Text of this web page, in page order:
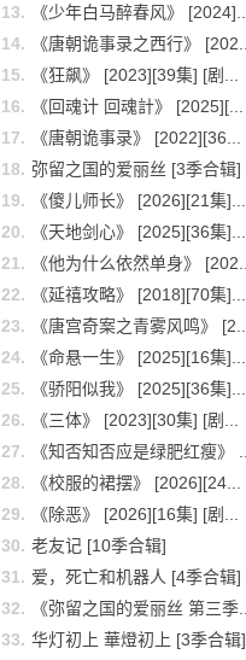
13.
《少年白马醉春风》 [2024]...
14.
《唐朝诡事录之西行》 [202...
15.
《狂飙》 [2023][39集] [剧...
16.
《回魂计 回魂計》 [2025][...
17.
《唐朝诡事录》 [2022][36...
18. 弥留之国的爱丽丝 [3季合辑]
19.
《傻儿师长》 [2026][21集]...
20.
《天地剑心》 [2025][36集]...
21.
《他为什么依然单身》 [202...
22.
《延禧攻略》 [2018][70集]...
23.
《唐宫奇案之青雾风鸣》 [2...
24.
《命悬一生》 [2025][16集]...
25.
《骄阳似我》 [2025][36集]...
26.
《三体》 [2023][30集] [剧...
27.
《知否知否应是绿肥红瘦》 ...
28.
《校服的裙摆》 [2026][24...
29.
《除恶》 [2026][16集] [剧...
30. 老友记 [10季合辑]
31. 爱，死亡和机器人 [4季合辑]
32.
《弥留之国的爱丽丝 第三季...
33. 华灯初上 華燈初上 [3季合辑]